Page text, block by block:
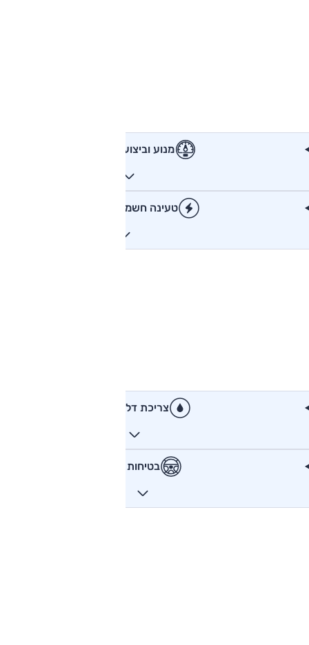
מנוע וביצועים
טעינה חשמלית
צריכת דלק
בטיחות